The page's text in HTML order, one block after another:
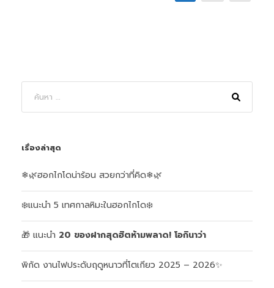
เรื่องล่าสุด
❄🌿ฮอกไกโดน่าร้อน สวยกว่าที่คิด❄🌿
❄️แนะนำ 5 เทศกาลหิมะในฮอกไกโด❄️
🎁 แนะนำ 20 ของฝากสุดฮิตห้ามพลาด! โอกินาว่า
พิกัด งานไฟประดับฤดูหนาวที่โตเกียว 2025 – 2026✨